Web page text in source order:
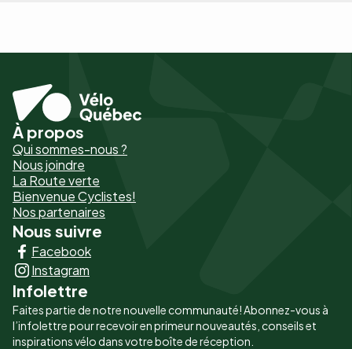
Pied
de
page
-
Liens
principaux
À propos
Qui sommes-nous ?
Nous joindre
La Route verte
Bienvenue Cyclistes!
Nos partenaires
Nous suivre
Facebook
Instagram
Infolettre
Faites partie de notre nouvelle communauté! Abonnez-vous à
l’infolettre pour recevoir en primeur nouveautés, conseils et
inspirations vélo dans votre boîte de réception.